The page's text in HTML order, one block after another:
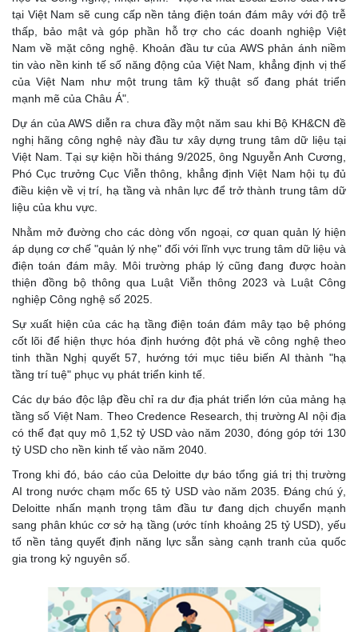
tại Việt Nam sẽ cung cấp nền tảng điện toán đám mây với độ trễ
thấp, bảo mật và góp phần hỗ trợ cho các doanh nghiệp Việt
Nam về mặt công nghệ. Khoản đầu tư của AWS phản ánh niềm
tin vào nền kinh tế số năng động của Việt Nam, khẳng định vị thế
của Việt Nam như một trung tâm kỹ thuật số đang phát triển
mạnh mẽ của Châu Á".
Dự án của AWS diễn ra chưa đầy một năm sau khi Bộ KH&CN đề
nghị hãng công nghệ này đầu tư xây dựng trung tâm dữ liệu tại
Việt Nam. Tại sự kiện hồi tháng 9/2025, ông Nguyễn Anh Cương,
Phó Cục trưởng Cục Viễn thông, khẳng định Việt Nam hội tụ đủ
điều kiện về vị trí, hạ tầng và nhân lực để trở thành trung tâm dữ
liệu của khu vực.
Nhằm mở đường cho các dòng vốn ngoại, cơ quan quản lý hiện
áp dụng cơ chế "quản lý nhẹ" đối với lĩnh vực trung tâm dữ liệu và
điện toán đám mây. Môi trường pháp lý cũng đang được hoàn
thiện đồng bộ thông qua Luật Viễn thông 2023 và Luật Công
nghiệp Công nghệ số 2025.
Sự xuất hiện của các hạ tầng điện toán đám mây tạo bệ phóng
cốt lõi để hiện thực hóa định hướng đột phá về công nghệ theo
tinh thần Nghị quyết 57, hướng tới mục tiêu biến AI thành "hạ
tầng trí tuệ" phục vụ phát triển kinh tế.
Các dự báo độc lập đều chỉ ra dư địa phát triển lớn của mảng hạ
tầng số Việt Nam. Theo Credence Research, thị trường AI nội địa
có thể đạt quy mô 1,52 tỷ USD vào năm 2030, đóng góp tới 130
tỷ USD cho nền kinh tế vào năm 2040.
Trong khi đó, báo cáo của Deloitte dự báo tổng giá trị thị trường
AI trong nước chạm mốc 65 tỷ USD vào năm 2035. Đáng chú ý,
Deloitte nhấn mạnh trọng tâm đầu tư đang dịch chuyển mạnh
sang phân khúc cơ sở hạ tầng (ước tính khoảng 25 tỷ USD), yếu
tố nền tảng quyết định năng lực sẵn sàng cạnh tranh của quốc
gia trong kỷ nguyên số.